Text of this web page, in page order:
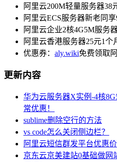
阿里云200M轻量服务器38
阿里云ECS服务器新老同
阿里云企业2核4G5M服务
阿里云香港服务器25元1个
优惠券： aly.wiki免费领取
更新内容
华为云服务器X实例-4核
常优惠！
sublime删除空行的方法
vs code怎么关闭侧边栏？
阿里云短信群发平台优惠
京东云京美建站0基础做网